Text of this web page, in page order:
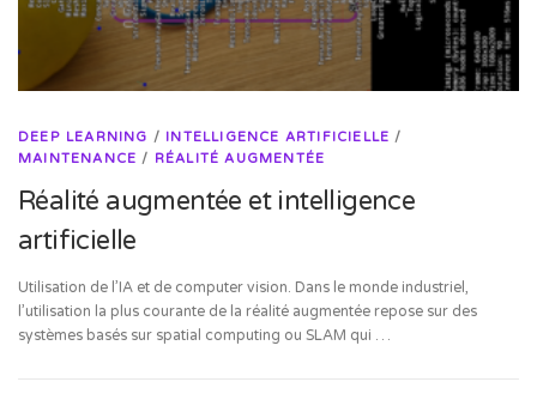
DEEP LEARNING / INTELLIGENCE ARTIFICIELLE /
MAINTENANCE / RÉALITÉ AUGMENTÉE
Réalité augmentée et intelligence
artificielle
Utilisation de l’IA et de computer vision. Dans le monde industriel,
l’utilisation la plus courante de la réalité augmentée repose sur des
systèmes basés sur spatial computing ou SLAM qui …